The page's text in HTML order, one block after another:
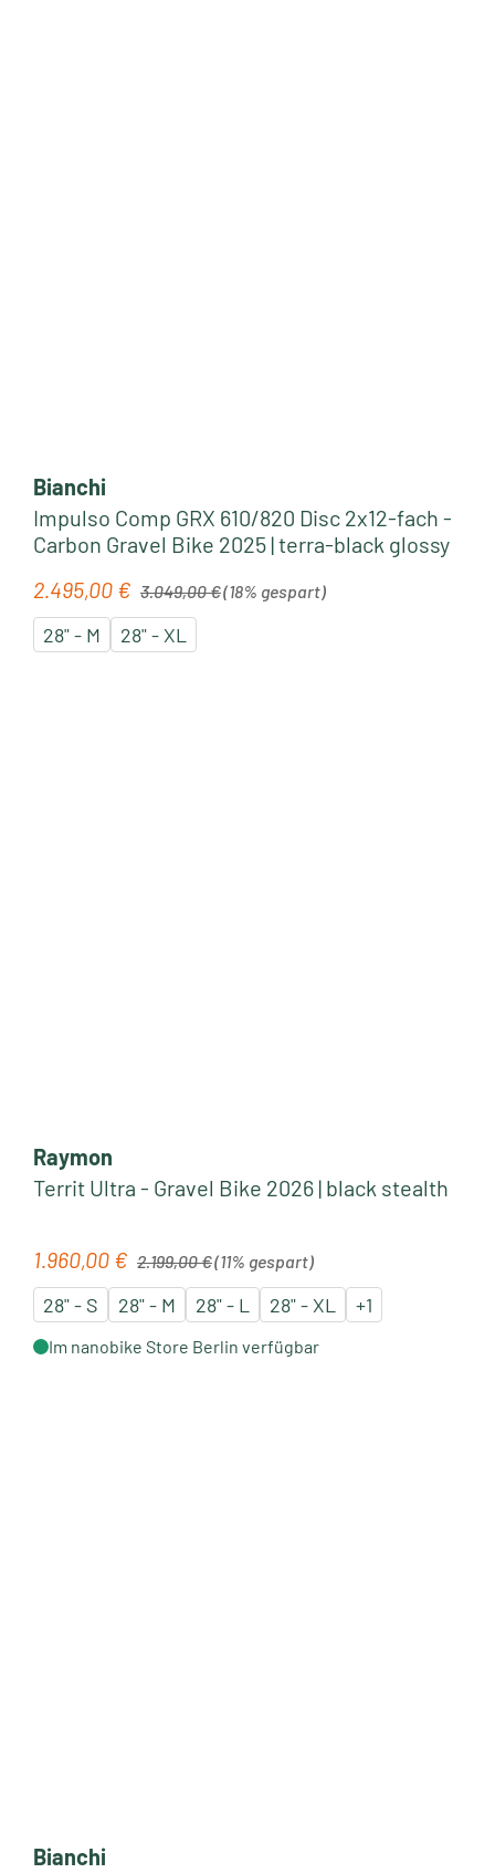
Bianchi
Impulso Comp GRX 610/820 Disc 2x12-fach -
Carbon Gravel Bike 2025 | terra-black glossy
Verkaufspreis:
2.495,00 € Regulärer Preis:
3.049,00 €(18% gespart)
28" - M 28" - XL
Raymon
Territ Ultra - Gravel Bike 2026 | black stealth
Verkaufspreis:
1.960,00 € 2.199,00 €(11% gespart)
28" - S 28" - M 28" - L 28" - XL +1
Im nanobike Store Berlin verfügbar
Bianchi